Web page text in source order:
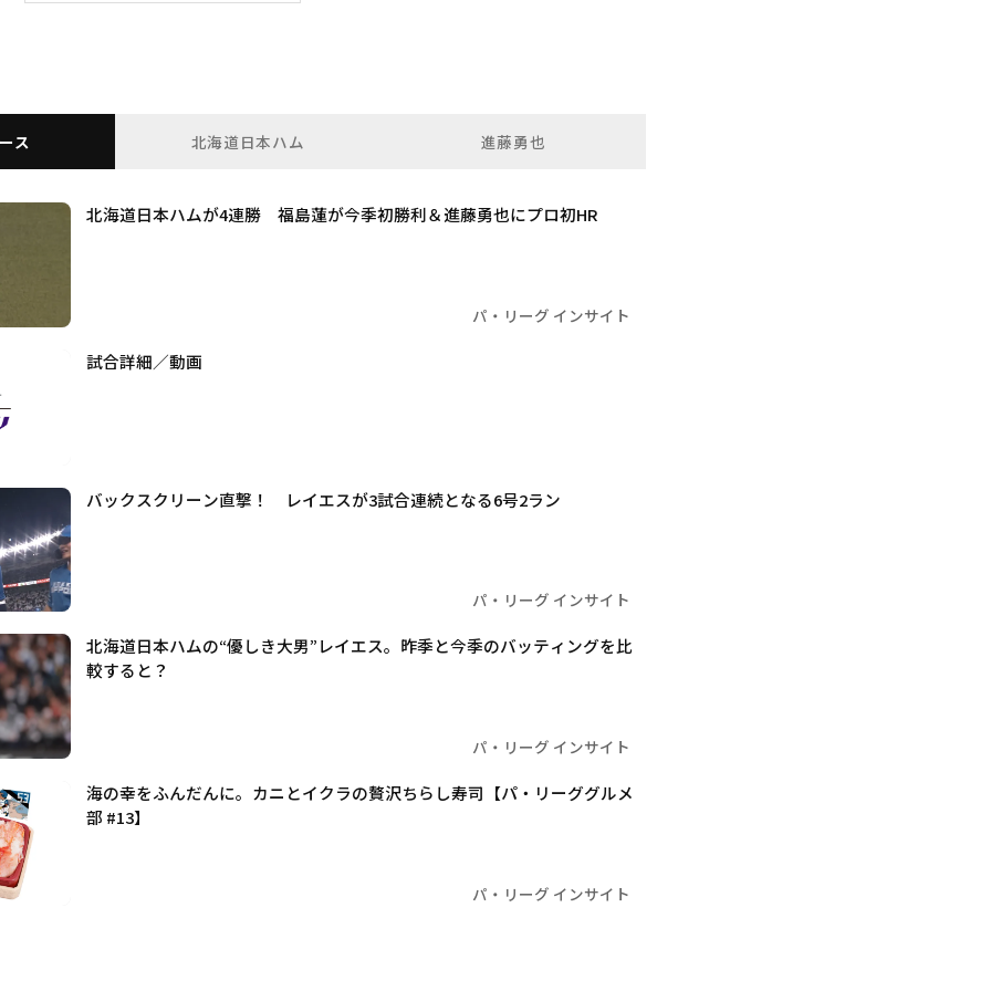
ス 北海道日本ハム 進藤勇也
北海道日本ハムが4連勝 福島蓮が今季初勝利＆進藤勇也にプロ初HR
パ・リーグ インサイト
試合詳細／動画
バックスクリーン直撃！ レイエスが3試合連続となる6号2ラン
パ・リーグ インサイト
北海道日本ハムの“優しき大男”レイエス。昨季と今季のバッティングを比
較すると？
パ・リーグ インサイト
海の幸をふんだんに。カニとイクラの贅沢ちらし寿司【パ・リーググルメ
部 #13】
パ・リーグ インサイト